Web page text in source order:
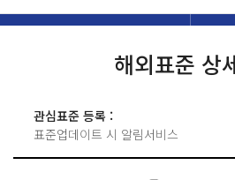
해외표준 상
관심표준 등록 :
표준업데이트 시 알림서비스